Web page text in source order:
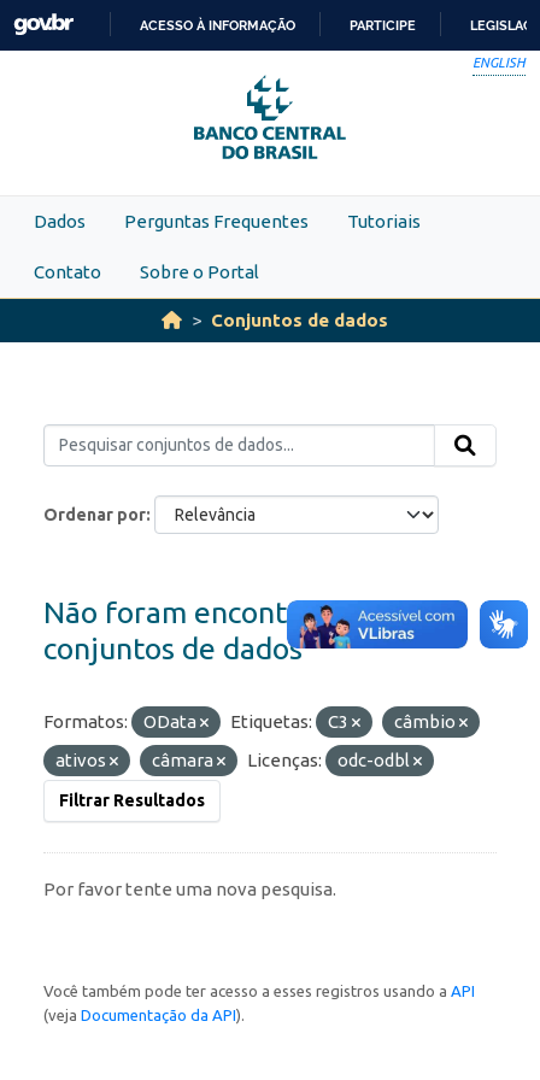
Skip to main content
PARA
O
CONTEÚDO
ACESSO À INFORMAÇÃO PARTICIPE
ENGLISH
Dados Perguntas Frequentes Tutoriais
Contato Sobre o Portal
Conjuntos de dados
Ordenar por
Não foram encontrados
conjuntos de dados
Formatos: OData Etiquetas: C3
câmbio
ativos
câmara Licenças: odc-odbl
Filtrar Resultados
Por favor tente uma nova pesquisa.
Você também pode ter acesso a esses registros usando a API
(veja Documentação da API).